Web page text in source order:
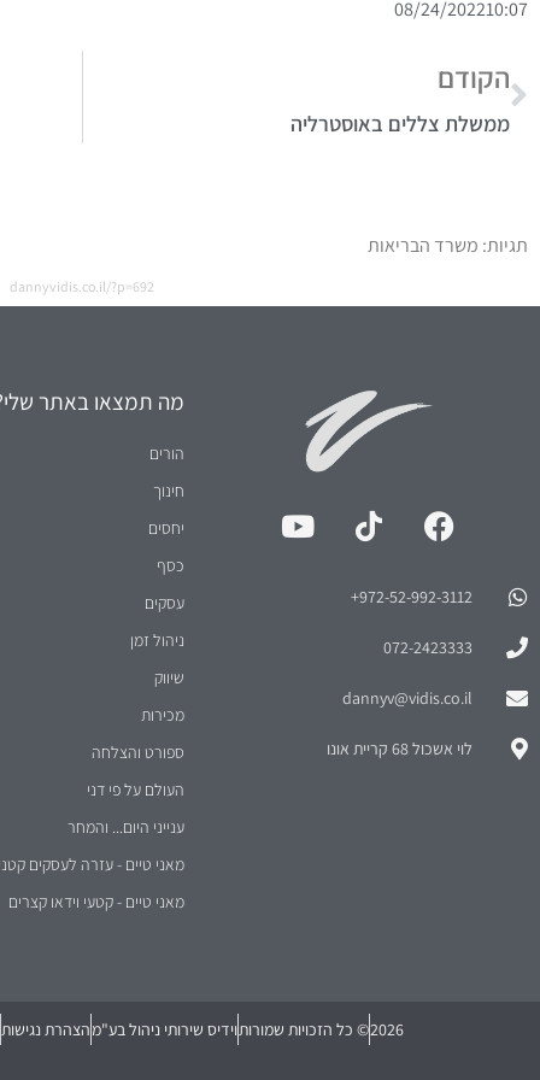
10:07
08/24/2022
הקודם
ממשלת צללים באוסטרליה
תגיות: משרד הבריאות
dannyvidis.co.il/?p=692
972-52-992-3112⁩+
072-2423333
dannyv@vidis.co.il
לוי אשכול 68 קריית אונו
מה תמצאו באתר
הורים
חינוך
יחסים
כסף
עסקים
ניהול זמן
שיווק
מכירות
ספורט והצלחה
העולם על פי דני
ענייני היום... והמחר
מאני טיים - עזרה לעסקים
מאני טיים - קטעי וידאו קצרים
2026© כל הזכויות שמורותוידיס שירותי ניהול בע"מהצהרת נגישות